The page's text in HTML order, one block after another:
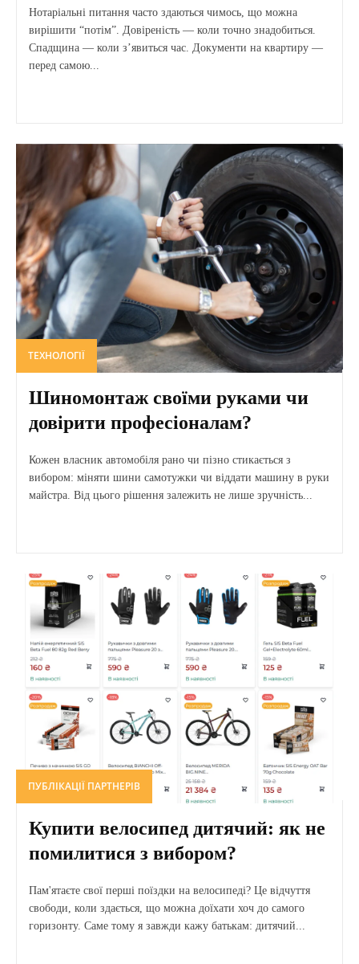
Нотаріальні питання часто здаються чимось, що можна
вирішити “потім”. Довіреність — коли точно знадобиться.
Спадщина — коли з’явиться час. Документи на квартиру —
перед самою...
ТЕХНОЛОГІЇ
Шиномонтаж своїми руками чи
довірити професіоналам?
Кожен власник автомобіля рано чи пізно стикається з
вибором: міняти шини самотужки чи віддати машину в руки
майстра. Від цього рішення залежить не лише зручність...
ПУБЛІКАЦІЇ ПАРТНЕРІВ
Купити велосипед дитячий: як не
помилитися з вибором?
Пам'ятаєте свої перші поїздки на велосипеді? Це відчуття
свободи, коли здається, що можна доїхати хоч до самого
горизонту. Саме тому я завжди кажу батькам: дитячий...